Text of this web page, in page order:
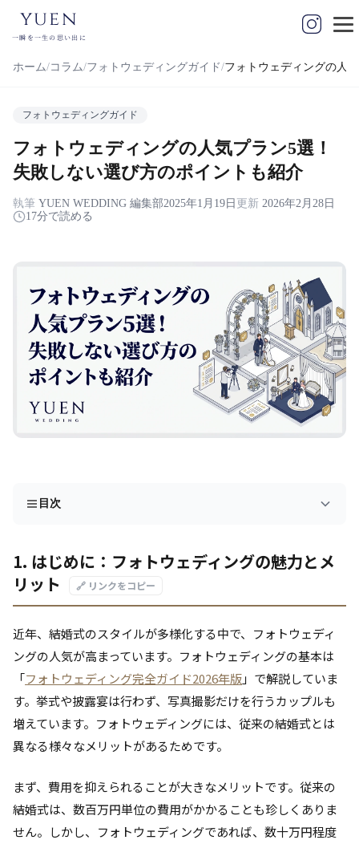
yuen
一瞬を一生の思い出に
ホーム コラム フォトウェディングガイド フォトウェディングの人
フォトウェディングガイド
フォトウェディングの人気プラン5選！
失敗しない選び方のポイントも紹介
執筆 YUEN WEDDING 編集部2025年1月19日 更新 2026年2月28日
17分で読める
目次
1. はじめに：フォトウェディングの魅力とメ
リット
🔗 リンクをコピー
近年、結婚式のスタイルが多様化する中で、フォトウェディ
ングの人気が高まっています。フォトウェディングの基本は
「フォトウェディング完全ガイド2026年版」で解説していま
す。挙式や披露宴は行わず、写真撮影だけを行うカップルも
増えています。フォトウェディングには、従来の結婚式とは
異なる様々なメリットがあるためです。
まず、費用を抑えられることが大きなメリットです。従来の
結婚式は、数百万円単位の費用がかかることも珍しくありま
せん。しかし、フォトウェディングであれば、数十万円程度